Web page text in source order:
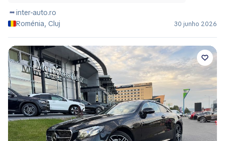
inter-auto.ro
Roménia, Cluj
30 junho 2026